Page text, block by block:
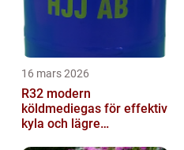
16 mars 2026
R32 modern
köldmediegas för effektiv
kyla och lägre